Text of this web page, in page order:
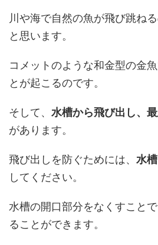
川や海で自然の魚が飛び跳ね
と思います。
コメットのような和金型の金
とが起こるのです。
そして、 水槽から飛び出し、
があります。
飛び出しを防ぐためには、 水
してください。
水槽の開口部分をなくすこと
ることができます。